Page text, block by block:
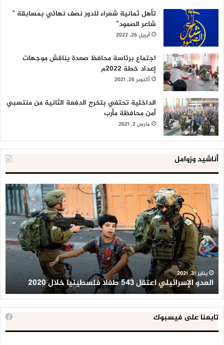
تأهل ثمانية شعراء للدور نصف نهائي بمسابقة ”
شاعر الصمود”
أبريل 26, 2022
اجتماع برئاسة محافظ صعدة يناقش موجهات
إعداد خطة 2022م
أكتوبر 26, 2021
الداخلية تحتفي بتخرج الدفعة الثانية من منتسبي
أمن محافظة مأرب
مارس 2, 2021
أناشيد وزوامل
العدو
الإسرائيلي
اعتقل
543
طفلا
فلسطينيا
خلال
2020
يناير 31, 2021
العدو الإسرائيلي اعتقل 543 طفلا فلسطينيا خلال 2020
تابعنا على فيسبوك